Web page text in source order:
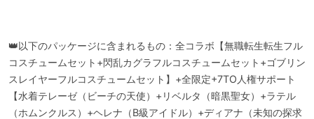
👑以下のパッケージに含まれるもの：全コラボ【無職転生転生フル
コスチュームセット+閃乱カグラフルコスチュームセット+ゴブリン
スレイヤーフルコスチュームセット】+全限定+7TO人権サポート
【水着テレーゼ（ビーチの天使）+リベルタ（暗黒聖女）+ラテル
（ホムンクルス）+ヘレナ（B級アイドル）+ディアナ（未知の探求